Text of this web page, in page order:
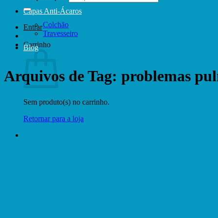
Entrar
Carrinho
Sem produto(s) no carrinho.
Retornar para a loja
Capas Anti-Ácaros
Colchão
Travesseiro
Blog
Arquivos de Tag: problemas